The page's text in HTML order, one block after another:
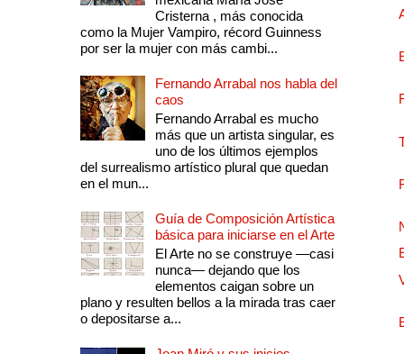
Cristerna , más conocida
como la Mujer Vampiro, récord Guinness
por ser la mujer con más cambi...
Fernando Arrabal nos habla del
caos
Fernando Arrabal es mucho
más que un artista singular, es
uno de los últimos ejemplos
del surrealismo artístico plural que quedan
en el mun...
Guía de Composición Artística
básica para iniciarse en el Arte
El Arte no se construye —casi
nunca— dejando que los
elementos caigan sobre un
plano y resulten bellos a la mirada tras caer
o depositarse a...